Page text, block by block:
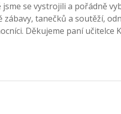
se vystrojili a pořádně
tanečků a soutěží,
Děkujeme paní učitelce